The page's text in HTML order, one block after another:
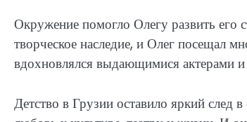
Окружение помогло Олегу развить его
творческое наследие, и Олег посещал
вдохновлялся выдающимися актерами и
Детство в Грузии оставило яркий след